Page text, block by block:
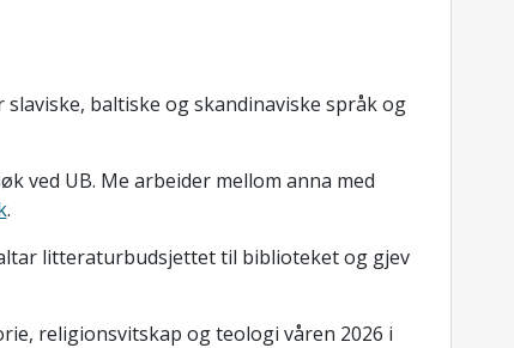
baltiske og skandinaviske språk og
ved UB. Me arbeider mellom anna med
.
litteraturbudsjettet til biblioteket og gjev
religionsvitskap og teologi våren 2026 i